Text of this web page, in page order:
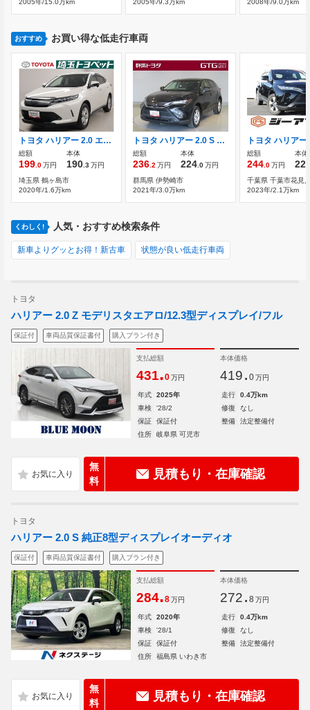
2005年/15.0万km 2005年/9.3万km 2008年/9.0万km
おすすめ お買い得な低走行車両
トヨタ ハリアー 2.0 エレガンス ワンセグ 運転席エアバッグ イモビ
総額
199.0万円
本体
190.3万円
埼玉県 鶴ヶ島市
2020年/1.6万km
トヨタ ハリアー 2.0 S ワンオーナー スマートキー LEDライト
総額
236.2万円
本体
224.0万円
群馬県 伊勢崎市
2021年/3.0万km
トヨタ ハリアー
総額
244.0万円
本体
千葉県 千葉市花見
2023年/2.1万km
くわしく! 人気・おすすめ検索条件
新車よりグッとお得！新古車 状態が良い低走行車両
トヨタ
ハリアー 2.0 Z モデリスタエアロ/12.3型ディスプレイ/フル
保証付 車両品質保証書付 購入プラン付き
支払総額
431.0 万円
本体価格
419. 0 万円
年式 2025年 走行
0.4万km
車検
'28/2 修復
なし
保証
保証付 整備
法定整備付
住所
岐阜県 可児市
無
料
見積もり・在庫確認
トヨタ
ハリアー 2.0 S 純正8型ディスプレイオーディオ
保証付 車両品質保証書付 購入プラン付き
支払総額
284.8 万円
本体価格
272. 8 万円
年式 2020年 走行
0.4万km
車検
'28/1 修復
なし
保証
保証付 整備
法定整備付
住所
福島県 いわき市
無
料
見積もり・在庫確認